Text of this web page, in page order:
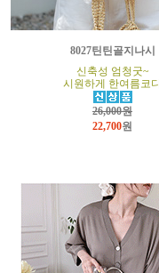
8027틴틴골지나시
신축성 엄청굿~
시원하게 한여름코디
26,000원
22,700원